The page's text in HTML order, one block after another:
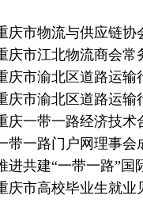
庆市物流与供应链协
庆市江北物流商会常
庆市渝北区道路运输
庆市渝北区道路运输
庆一带一路经济技术
带一路门户网理事会
进共建“一带一路”国
庆市高校毕业生就业